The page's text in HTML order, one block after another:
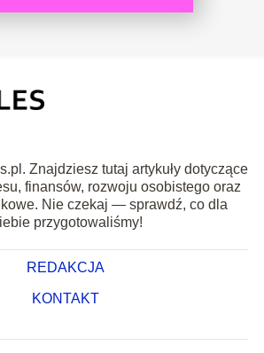
Znajdziesz tutaj artykuły dotyczące
finansów, rozwoju osobistego oraz
Nie czekaj — sprawdź, co dla
przygotowaliśmy!
REDAKCJA
KONTAKT